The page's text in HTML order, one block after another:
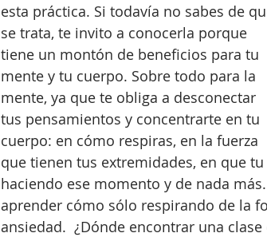
esta práctica. Si todavía no sabes de
se trata, te invito a conocerla porque
tiene un montón de beneficios para tu
mente y tu cuerpo. Sobre todo para la
mente, ya que te obliga a desconectar
tus pensamientos y concentrarte en tu
cuerpo: en cómo respiras, en la fuerza
que tienen tus extremidades, en que
haciendo ese momento y de nada
aprender cómo sólo respirando de la
ansiedad.  ¿Dónde encontrar una